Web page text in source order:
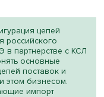
как идет эта
приходится
рассказал
и логистики